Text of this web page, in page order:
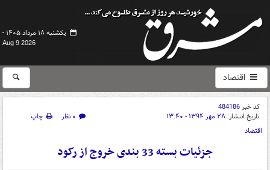
یکشنبه ۱۸ مرداد ۱۴۰۵ -
Aug 9 2026
اقتصاد
کد خبر484186
تاریخ انتشار: ۲۸ مهر ۱۳۹۴ - ۱۳:۴۰ ۰ نظر
چاپ
اقتصاد
جزئيات بسته 33 بندی خروج از رکود